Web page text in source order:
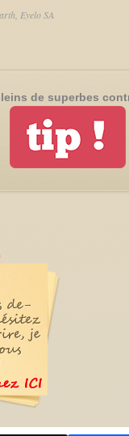
Eyelo SA
de superbes